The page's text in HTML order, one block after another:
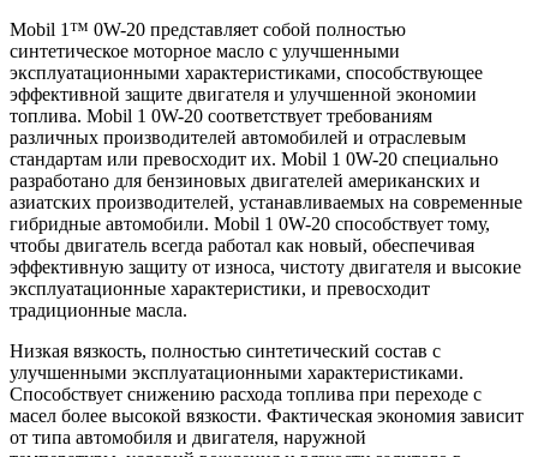
Mobil 1™ 0W-20 представляет собой полностью
синтетическое моторное масло с улучшенными
эксплуатационными характеристиками, способствующее
эффективной защите двигателя и улучшенной экономии
топлива. Mobil 1 0W-20 соответствует требованиям
различных производителей автомобилей и отраслевым
стандартам или превосходит их. Mobil 1 0W-20 специально
разработано для бензиновых двигателей американских и
азиатских производителей, устанавливаемых на современные
гибридные автомобили. Mobil 1 0W-20 способствует тому,
чтобы двигатель всегда работал как новый, обеспечивая
эффективную защиту от износа, чистоту двигателя и высокие
эксплуатационные характеристики, и превосходит
традиционные масла.
Низкая вязкость, полностью синтетический состав с
улучшенными эксплуатационными характеристиками.
Способствует снижению расхода топлива при переходе с
масел более высокой вязкости. Фактическая экономия зависит
от типа автомобиля и двигателя, наружной